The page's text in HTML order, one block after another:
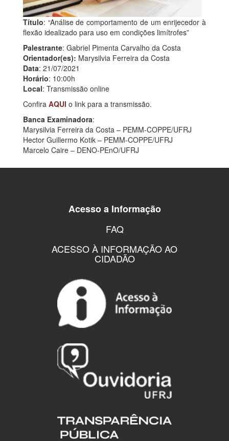
Título: “Análise de comportamento de um enrijecedor à
flexão idealizado para uso em condições limítrofes”
Palestrante: Gabriel Pimenta Carvalho da Costa
Orientador(es): Marysilvia Ferreira da Costa
Data: 21/07/2021
Horário: 10:00h
Local: Transmissão online
Confira AQUI o link para a transmissão.
Banca Examinadora:
Marysilvia Ferreira da Costa – PEMM-COPPE/UFRJ
Hector Guillermo Kotik – PEMM-COPPE/UFRJ
Marcelo Caire – DENO-PEnO/UFRJ
Acesso a Informação
FAQ
ACESSO À INFORMAÇÃO AO
CIDADÃO